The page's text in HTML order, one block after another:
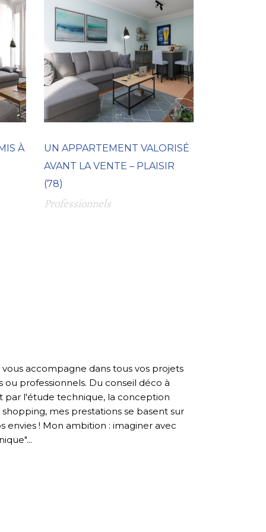
À
UN APPARTEMENT VALORISÉ
AVANT LA VENTE – PLAISIR
(78)
Professionnels
accompagne dans tous vos projets
professionnels. Du conseil déco à
par l'étude technique, la conception
mes prestations se basent sur
envies ! Mon ambition : imaginer avec